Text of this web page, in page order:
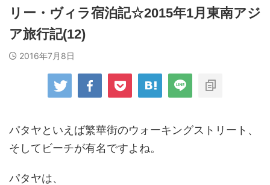
リー・ヴィラ宿泊記☆2015年1月東南アジ
ア旅行記(12)
2016年7月8日
パタヤといえば繁華街のウォーキングストリート、
そしてビーチが有名ですよね。
パタヤは、